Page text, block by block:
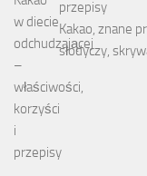
przepisy
Kakao, znane
słodyczy,